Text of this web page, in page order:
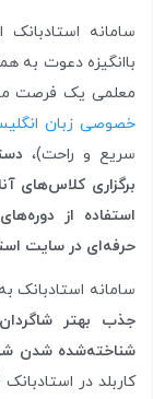
سامانه
باانگیزه دعوت به
معلمی یک فرصت
خصوصی زبان
سریع و راحت)،
برگزاری کلاس‌های
استفاده از
حرفه‌ای در سایت
سامانه استادبانک به
جذب بهتر
شناخته‌شده شدن
کاربلد در